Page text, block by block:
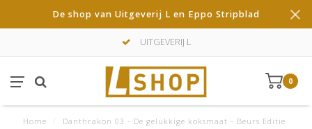
De shop van Uitgeverij L en Eppo Stripblad
UITGEVERIJ L
0
Home Danthrakon 03 - De gelukkige koksmaat - Beurs Editie